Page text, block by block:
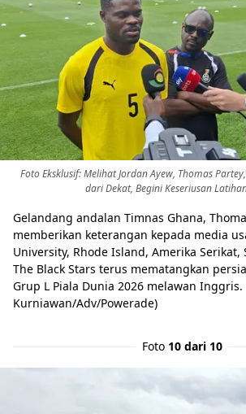
Foto Eksklusif: Melihat Jordan Ayew, Thomas
dari Dekat, Begini Keseriusan
Gelandang andalan Timnas Ghana,
memberikan keterangan kepada media
University, Rhode Island, Amerika Serikat,
The Black Stars terus mematangkan
Grup L Piala Dunia 2026 melawan Inggris.
Kurniawan/Adv/Powerade)
Foto 10 dari 10